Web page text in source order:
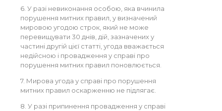
6. У разі невиконання особою, яка вчинила
порушення митних правил, у визначений
мировою угодою строк, який не може
перевищувати 30 днів, дій, зазначених у
частині другій цієї статті, угода вважається
недійсною і провадження у справі про
порушення митних правил поновлюється.
7. Мирова угода у справі про порушення
митних правил оскарженню не підлягає.
8. У разі припинення провадження у справі